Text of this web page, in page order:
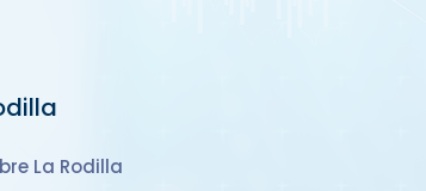
La Rodilla